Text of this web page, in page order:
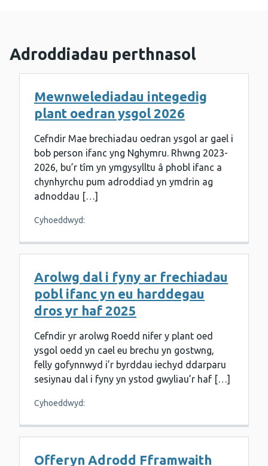
Adroddiadau perthnasol
Mewnwelediadau integedig
plant oedran ysgol 2026
Cefndir Mae brechiadau oedran ysgol ar gael i
bob person ifanc yng Nghymru. Rhwng 2023-
2026, bu’r tîm yn ymgysylltu â phobl ifanc a
chynhyrchu pum adroddiad yn ymdrin ag
adnoddau […]
Cyhoeddwyd:
Arolwg dal i fyny ar frechiadau
pobl ifanc yn eu harddegau
dros yr haf 2025
Cefndir yr arolwg Roedd nifer y plant oed
ysgol oedd yn cael eu brechu yn gostwng,
felly gofynnwyd i’r byrddau iechyd ddarparu
sesiynau dal i fyny yn ystod gwyliau’r haf […]
Cyhoeddwyd:
Offeryn Adrodd Fframwaith